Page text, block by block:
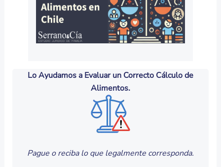
Lo Ayudamos a Evaluar un Correcto Cálculo de
Alimentos.
Pague o reciba lo que legalmente corresponda.